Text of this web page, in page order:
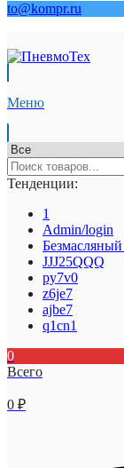
to@kompr.ru
Меню
Тенденции:
1
Admin/login
JJJ25QQQ
py7v0
z6je7
ajbe7
q1cn1
0
Всего
0 ₽